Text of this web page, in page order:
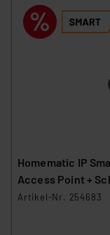
Homematic IP
Access Point +
Artikel-Nr. 254683